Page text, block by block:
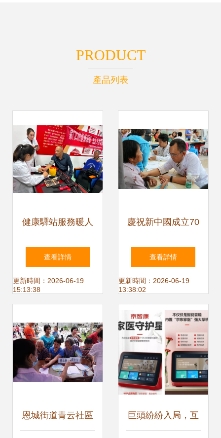
PRODUCT
產品列表
健康驛站服務暖人
心 家門口的義診等
您來
查看詳情
更新時間：2026-06-19
15:13:38
慶祝新中國成立70
周年 泰州中西醫結
合醫院舉辦“健康江
蘇服務百姓”大型聯
合義診活動
查看詳情
更新時間：2026-06-19
13:38:02
恩城街道青云社區 巨頭紛紛入局，互